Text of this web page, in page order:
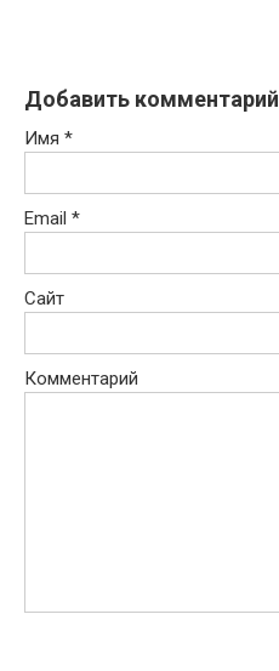
Добавить комментарий
Имя *
Email *
Сайт
Комментарий